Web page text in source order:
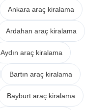
Ankara araç kiralama
Ardahan araç kiralama
Aydın araç kiralama
Bartın araç kiralama
Bayburt araç kiralama